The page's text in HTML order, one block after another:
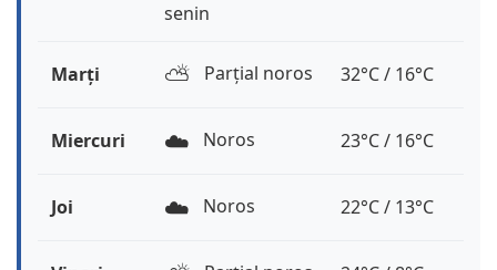
senin
Marți ⛅️ Parțial noros 32°C / 16°C
Miercuri ☁️ Noros 23°C / 16°C
Joi ☁️ Noros 22°C / 13°C